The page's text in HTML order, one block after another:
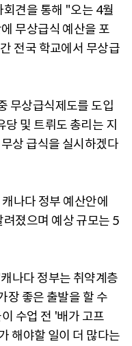
회견을 통해 "오는 4월
무상급식 예산을 포
전국 학교에서 무상급
무상급식제도를 도입
및 트뤼도 총리는 지
상 급식을 실시하겠다
나다 정부 예산안에
졌으며 예상 규모는 5
나다 정부는 취약계층
장 좋은 출발을 할 수
수업 전 '배가 고프
해야할 일이 더 많다는